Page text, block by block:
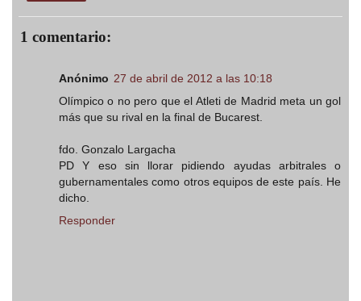
1 comentario:
Anónimo 27 de abril de 2012 a las 10:18
Olímpico o no pero que el Atleti de Madrid meta un gol
más que su rival en la final de Bucarest.
fdo. Gonzalo Largacha
PD Y eso sin llorar pidiendo ayudas arbitrales o
gubernamentales como otros equipos de este país. He
dicho.
Responder